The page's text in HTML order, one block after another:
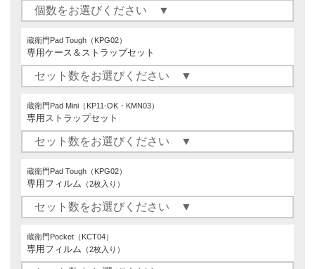
蔵衛門Pad Tough（KPG02）
専用ケース＆ストラップセット
蔵衛門Pad Mini（KP11-OK・KMN03）
専用ストラップセット
蔵衛門Pad Tough（KPG02）
専用フィルム （2枚入り）
蔵衛門Pocket（KCT04）
専用フィルム （2枚入り）